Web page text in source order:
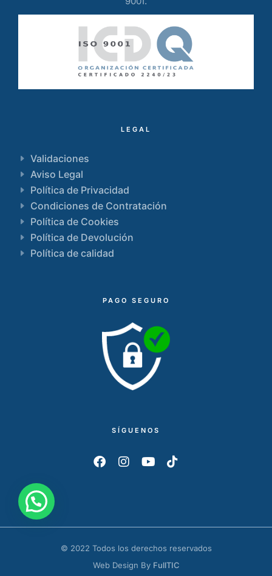
LEGAL
Validaciones
Aviso Legal
Política de Privacidad
Condiciones de Contratación
Política de Cookies
Política de Devolución
Política de calidad
PAGO SEGURO
SÍGUENOS
© 2022 Todos los derechos reservados
Web Design By FullTIC